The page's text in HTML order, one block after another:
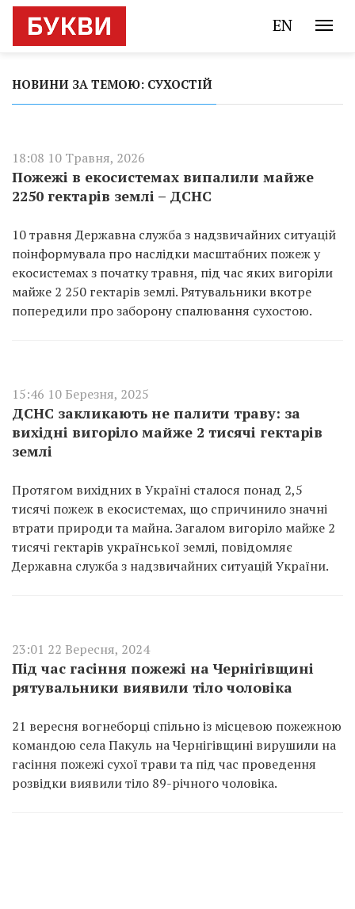
EN
НОВИНИ ЗА ТЕМОЮ: СУХОСТІЙ
18:08 10 Травня, 2026
Пожежі в екосистемах випалили майже
2250 гектарів землі – ДСНС
10 травня Державна служба з надзвичайних ситуацій
поінформувала про наслідки масштабних пожеж у
екосистемах з початку травня, під час яких вигоріли
майже 2 250 гектарів землі. Рятувальники вкотре
попередили про заборону спалювання сухостою.
15:46 10 Березня, 2025
ДСНС закликають не палити траву: за
вихідні вигоріло майже 2 тисячі гектарів
землі
Протягом вихідних в Україні сталося понад 2,5
тисячі пожеж в екосистемах, що спричинило значні
втрати природи та майна. Загалом вигоріло майже 2
тисячі гектарів української землі, повідомляє
Державна служба з надзвичайних ситуацій України.
23:01 22 Вересня, 2024
Під час гасіння пожежі на Чернігівщині
рятувальники виявили тіло чоловіка
21 вересня вогнеборці спільно із місцевою пожежною
командою села Пакуль на Чернігівщині вирушили на
гасіння пожежі сухої трави та під час проведення
розвідки виявили тіло 89-річного чоловіка.